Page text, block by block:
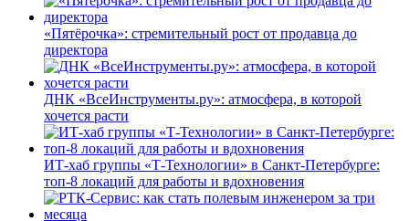
«Пятёрочка»: стремительный рост от продавца до
директора
ДНК «ВсеИнструменты.ру»: атмосфера, в которой
хочется расти
ИТ-хаб группы «Т-Технологии» в Санкт-Петербурге:
топ-8 локаций для работы и вдохновения